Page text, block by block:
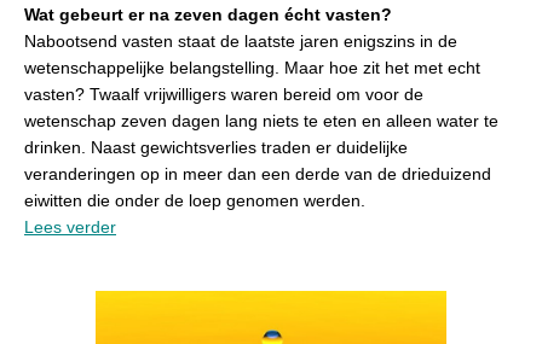
Wat gebeurt er na zeven dagen écht vasten?
Nabootsend vasten staat de laatste jaren enigszins in de
wetenschappelijke belangstelling. Maar hoe zit het met echt
vasten? Twaalf vrijwilligers waren bereid om voor de
wetenschap zeven dagen lang niets te eten en alleen water te
drinken. Naast gewichtsverlies traden er duidelijke
veranderingen op in meer dan een derde van de drieduizend
eiwitten die onder de loep genomen werden.
Lees verder